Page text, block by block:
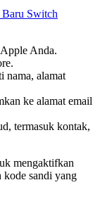
Switch
Anda.
nama, alamat
ke alamat email
termasuk kontak,
mengaktifkan
kode sandi yang